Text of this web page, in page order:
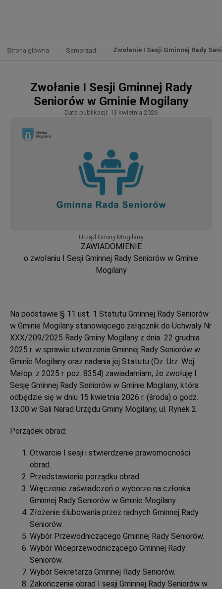
Strona główna Samorząd Zwołanie I Sesji Gminnej Rady
Zwołanie I Sesji Gminnej Rady
Seniorów w Gminie Mogilany
Data publikacji: 13 kwietnia 2026
Urząd Gminy Mogilany
ZAWIADOMIENIE
o zwołaniu I Sesji Gminnej Rady Seniorów w Gminie
Mogilany
Na podstawie § 11 ust. 1 Statutu Gminnej Rady Seniorów
w Gminie Mogilany stanowiącego załącznik do Uchwały Nr
XXX/209/2025 Rady Gminy Mogilany z dnia 22 grudnia
2025 r. w sprawie utworzenia Gminnej Rady Seniorów w
Gminie Mogilany oraz nadania jej Statutu (Dz. Urz. Woj.
Małop. z 2025 r. poz. 8354) zawiadamiam, że zwołuję I
Sesję Gminnej Rady Seniorów w Gminie Mogilany, która
odbędzie się w dniu 15 kwietnia 2026 r. (środa) o godz.
13.00 w Sali Narad Urzędu Gminy Mogilany, ul. Rynek 2.
Porządek obrad:
Otwarcie I sesji i stwierdzenie prawomocności
obrad.
Przedstawienie porządku obrad.
Wręczenie zaświadczeń o wyborze na członka
Gminnej Rady Seniorów w Gminie Mogilany.
Złożenie ślubowania przez radnych Gminnej Rady
Seniorów.
Wybór Przewodniczącego Gminnej Rady Seniorów.
Wybór Wiceprzewodniczącego Gminnej Rady
Seniorów.
Wybór Sekretarza Gminnej Rady Seniorów.
Zakończenie obrad I sesji Gminnej Rady Seniorów w